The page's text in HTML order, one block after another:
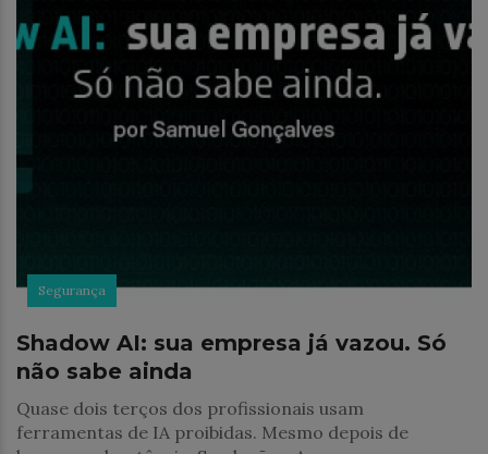
Segurança
Shadow AI: sua empresa já vazou. Só
não sabe ainda
Quase dois terços dos profissionais usam
ferramentas de IA proibidas. Mesmo depois de